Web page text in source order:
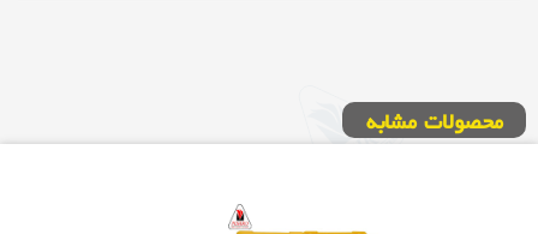
محصولات مشابه